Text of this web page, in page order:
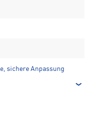
sichere Anpassung